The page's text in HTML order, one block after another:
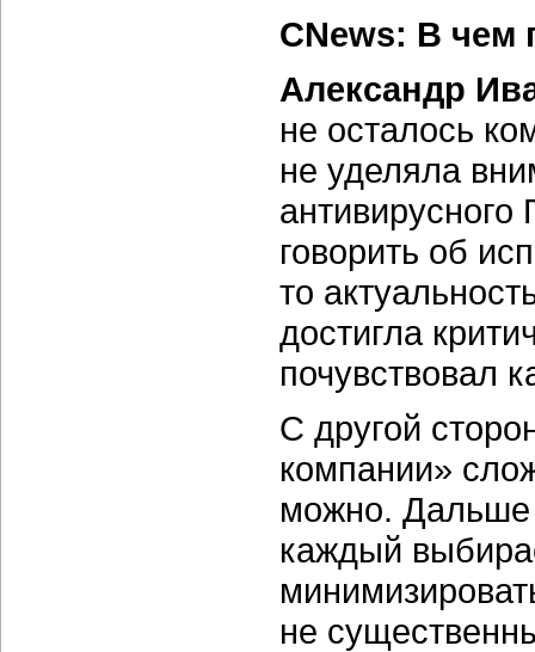
CNews: В чем
Александр
не осталось
не уделяла
говорить об
то
достигла
почувствовал
С другой
компании»
можно. Дальше
каждый
не